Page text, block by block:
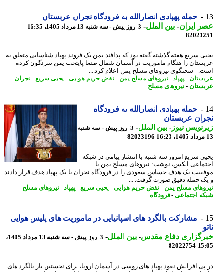
حمله پهپادی انصارالله به فرودگاه نجران عربستان
ایران- بین الملل-3 روز پیش - سه شنبه 13 مرداد 1405، 16:35
سریع هفته گذشته گفته بود که پدافند یمن یک فروند پهپاد شناسایی متعلق به
را هنگام ماموریت در آسمان شمال صنعا پایتخت یمن سرنگون کرده
- سخنگوی نیروهای مسلح یمن اعلام کرد ...
-پهپاد -نیروهای مسلح یمن -نقض حریم هوایی- یحیی سریع- نجران
-نیروهای مسلح
حمله پهپادی انصارالله به فرودگاه
عربستان
نیوز-بین الملل- 3 روز پیش - سه شنبه
82023196
سریع امروز سه شنبه با انتشار پیامی در شبکه
ایکس، نوشت: نیروهای مسلح یمن با
یک هدف حساس سعودی را در فرودگاه نجران با یک پهپاد هدف قرار دادند
حمله دقیق صورت گرفت. ...
مسلح یمن -نقض حریم هوایی- یحیی سریع- پهپاد -نیروهای مسلح-
اجتماعی-فرودگاه
مشارکت بالگرد های اسپانیایی در ماموریت های پلیس هوایی
دفاع مقدس-بین الملل-
3 روز پیش - سه شنبه 13 مرداد 1405،
82022754
افزایش نفوذ پهپاد های روسی در آسمان اروپا، برای نخستین بار بالگرد های